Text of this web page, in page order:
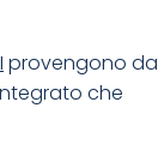
provengono da
che